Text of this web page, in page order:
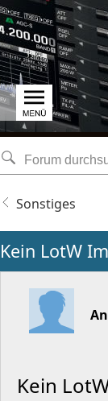
Sonstiges
Kein LotW
Kein